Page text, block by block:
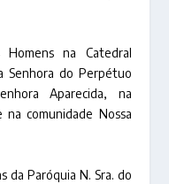
na Catedral
Senhora do Perpétuo
Aparecida, na
na comunidade Nossa
da Paróquia N. Sra. do